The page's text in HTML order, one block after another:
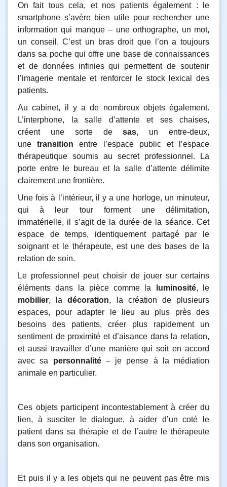
On fait tous cela, et nos patients également : le
smartphone s’avère bien utile pour rechercher une
information qui manque – une orthographe, un mot,
un conseil. C’est un bras droit que l’on a toujours
dans sa poche qui offre une base de connaissances
et de données infinies qui permettent de soutenir
l’imagerie mentale et renforcer le stock lexical des
patients.
Au cabinet, il y a de nombreux objets également.
L’interphone, la salle d’attente et ses chaises,
créent une sorte desas, un entre-deux,
unetransition entre l’espace public et l’espace
thérapeutique soumis au secret professionnel. La
porte entre le bureau et la salle d’attente délimite
clairement une frontière.
Une fois à l’intérieur, il y a une horloge, un minuteur,
qui à leur tour forment une délimitation,
immatérielle, il s’agit de la durée de la séance. Cet
espace de temps, identiquement partagé par le
soignant et le thérapeute, est une des bases de la
relation de soin.
Le professionnel peut choisir de jouer sur certains
éléments dans la pièce comme la
luminosité, le
mobilier, ladécoration, la création de plusieurs
espaces, pour adapter le lieu au plus près des
besoins des patients, créer plus rapidement un
sentiment de proximité et d’aisance dans la relation,
et aussi travailler d’une manière qui soit en accord
avec sa personnalité– je pense à la médiation
animale en particulier.
Ces objets participent incontestablement à créer du
lien, à susciter le dialogue, à aider d’un coté le
patient dans sa thérapie et de l’autre le thérapeute
dans son organisation.
Et puis il y a les objets qui ne peuvent pas être mis